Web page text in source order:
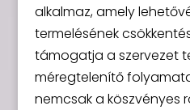
alkalmaz, amely
termelésének
támogatja a szervezet
méregtelenítő
nemcsak a köszvényes